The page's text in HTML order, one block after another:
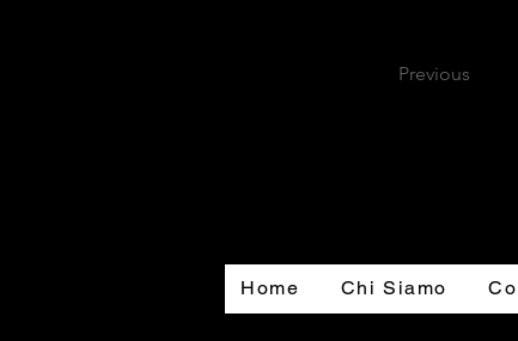
Previous
Home Chi Siamo